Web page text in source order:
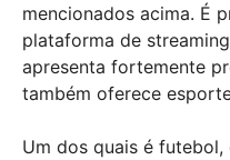
mencionados acima. É
plataforma de
apresenta fortemente
também oferece
Um dos quais é